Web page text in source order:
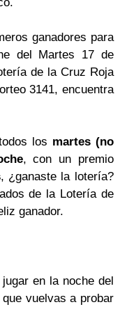
ganadores para
del Martes 17 de
de la Cruz Roja
3141, encuentra
los martes (no
, con un premio
, ¿ganaste la lotería?
de la Lotería de
ganador.
en la noche del
vuelvas a probar